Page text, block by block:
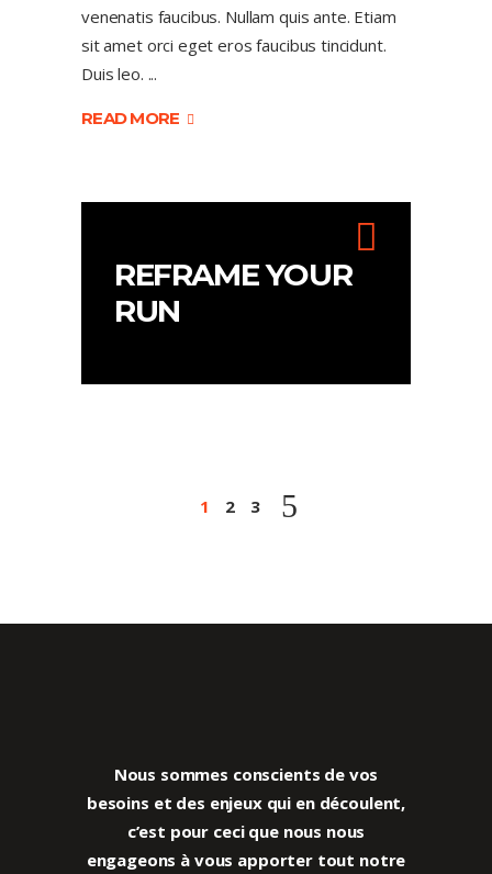
venenatis faucibus. Nullam quis ante. Etiam
sit amet orci eget eros faucibus tincidunt.
Duis leo.
READ MORE
REFRAME YOUR
RUN
1 2 3
Nous sommes conscients de vos
besoins et des enjeux qui en découlent,
c’est pour ceci que nous nous
engageons à vous apporter tout notre